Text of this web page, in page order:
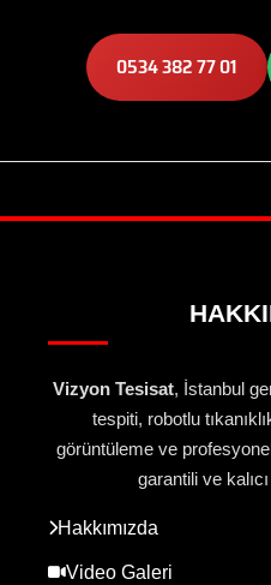
0534 382 77 01
Vizyon Tesisat, İstanbul
tespiti, robotlu
görüntüleme ve
garantili ve
Hakkımızda
Video Galeri